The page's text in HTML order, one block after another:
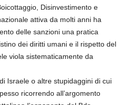
Disinvestimento e
attiva da molti anni ha
delle sanzioni una pratica
dei diritti umani e il rispetto del
viola sistematicamente da
Israele o altre stupidaggini di cui
ricorrendo all’argomento